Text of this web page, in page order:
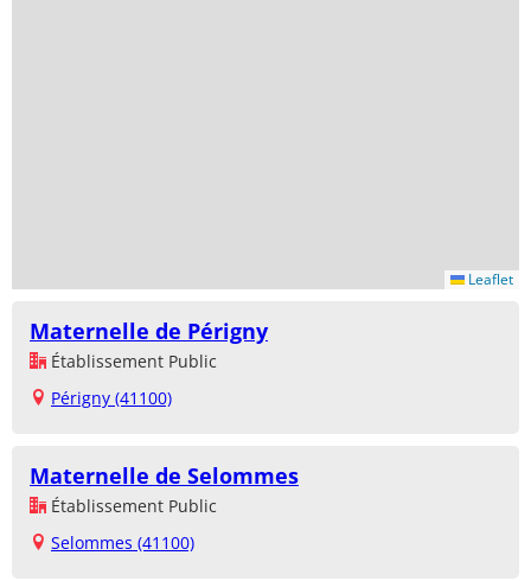
Leaflet
Maternelle de Périgny
Établissement Public
Périgny (41100)
Maternelle de Selommes
Établissement Public
Selommes (41100)